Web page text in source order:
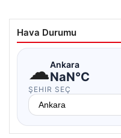
Hava Durumu
☁Ankara
NaN°C
ŞEHIR SEÇ